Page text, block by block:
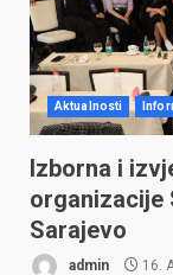
Aktualnosti
Izborna i
organizacije
Sarajevo
admin 16.